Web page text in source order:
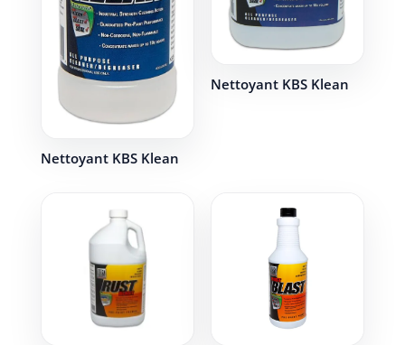
Nettoyant KBS Klean
Nettoyant KBS Klean